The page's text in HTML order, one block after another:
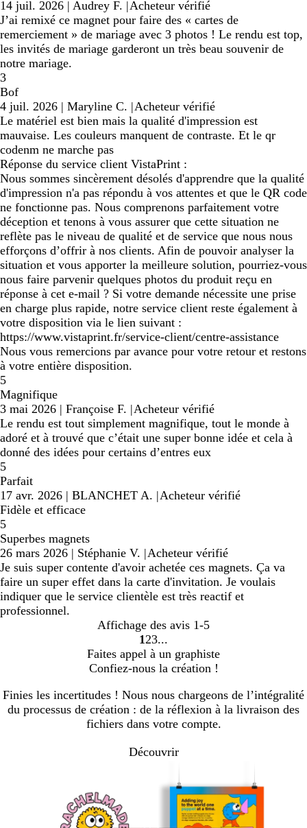
14 juil. 2026 | Audrey F. |Acheteur vérifié
J’ai remixé ce magnet pour faire des « cartes de
remerciement » de mariage avec 3 photos ! Le rendu est top,
les invités de mariage garderont un très beau souvenir de
notre mariage.
3
Bof
4 juil. 2026 | Maryline C. |Acheteur vérifié
Le matériel est bien mais la qualité d'impression est
mauvaise. Les couleurs manquent de contraste. Et le qr
codenm ne marche pas
Réponse du service client VistaPrint :
Nous sommes sincèrement désolés d'apprendre que la qualité
d'impression n'a pas répondu à vos attentes et que le QR code
ne fonctionne pas. Nous comprenons parfaitement votre
déception et tenons à vous assurer que cette situation ne
reflète pas le niveau de qualité et de service que nous nous
efforçons d’offrir à nos clients. Afin de pouvoir analyser la
situation et vous apporter la meilleure solution, pourriez-vous
nous faire parvenir quelques photos du produit reçu en
réponse à cet e-mail ? Si votre demande nécessite une prise
en charge plus rapide, notre service client reste également à
votre disposition via le lien suivant :
https://www.vistaprint.fr/service-client/centre-assistance
Nous vous remercions par avance pour votre retour et restons
à votre entière disposition.
5
Magnifique
3 mai 2026 | Françoise F. |Acheteur vérifié
Le rendu est tout simplement magnifique, tout le monde à
adoré et à trouvé que c’était une super bonne idée et cela à
donné des idées pour certains d’entres eux
5
Parfait
17 avr. 2026 | BLANCHET A. |Acheteur vérifié
Fidèle et efficace
5
Superbes magnets
26 mars 2026 | Stéphanie V. |Acheteur vérifié
Je suis super contente d'avoir achetée ces magnets. Ça va
faire un super effet dans la carte d'invitation. Je voulais
indiquer que le service clientèle est très reactif et
professionnel.
Affichage des avis 1-5
Accéder
à
la
1 Accéder
à
la
2 Accéder
à
la
3
Faites appel à un graphiste
Confiez-nous la création !
Finies les incertitudes ! Nous nous chargeons de l’intégralité
du processus de création : de la réflexion à la livraison des
fichiers dans votre compte.
Découvrir